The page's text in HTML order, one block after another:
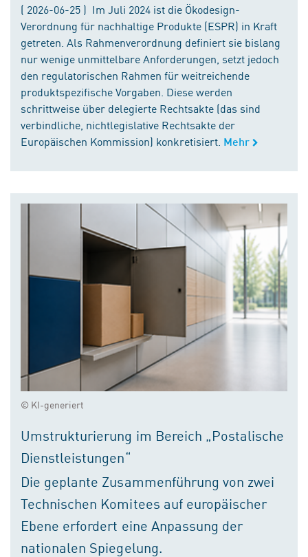
( 2026-06-25 ) Im Juli 2024 ist die Ökodesign-
Verordnung für nachhaltige Produkte (ESPR) in Kraft
getreten. Als Rahmenverordnung definiert sie bislang
nur wenige unmittelbare Anforderungen, setzt jedoch
den regulatorischen Rahmen für weitreichende
produktspezifische Vorgaben. Diese werden
schrittweise über delegierte Rechtsakte (das sind
verbindliche, nichtlegislative Rechtsakte der
Europäischen Kommission) konkretisiert. Mehr
© KI-generiert
Umstrukturierung im Bereich „Postalische
Dienstleistungen“
Die geplante Zusammenführung von zwei
Technischen Komitees auf europäischer
Ebene erfordert eine Anpassung der
nationalen Spiegelung.